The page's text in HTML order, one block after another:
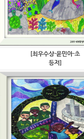
[최우수상-윤민아-초
등저]